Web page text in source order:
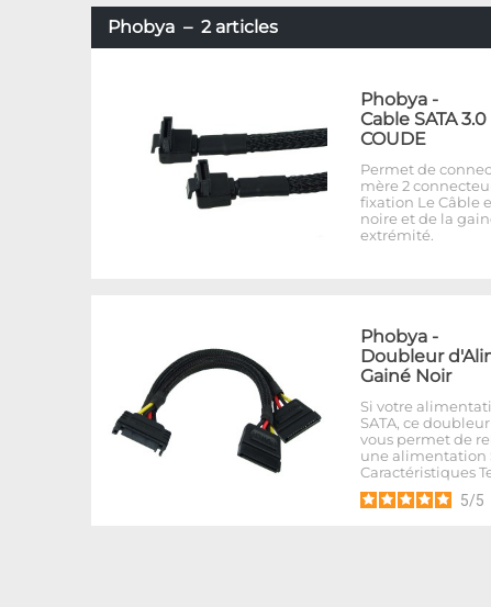
Phobya – 2 articles
Phobya -
Cable SATA
COUDE
Permet de
mère 2
fixation Le Câble
noire et de la
extrémité.
Phobya -
Doubleur
Gainé Noir
Si votre
SATA, ce
vous permet de
une alimentation
Caractéristiques
5/5